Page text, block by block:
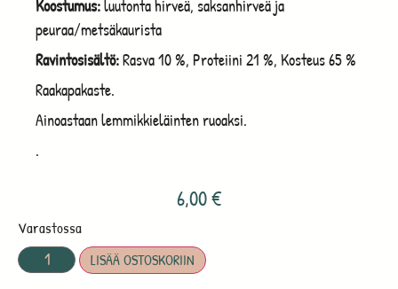
Koostumus:luutonta hirveä, saksanhirveä ja
peuraa/metsäkaurista
Ravintosisältö:Rasva 10 %, Proteiini 21 %, Kosteus 65 %
Raakapakaste.
Ainoastaan lemmikkieläinten ruoaksi.
.
6,00€
Varastossa
LISÄÄ OSTOSKORIIN